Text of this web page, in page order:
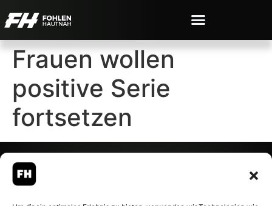
Frauen wollen
positive Serie
fortsetzen